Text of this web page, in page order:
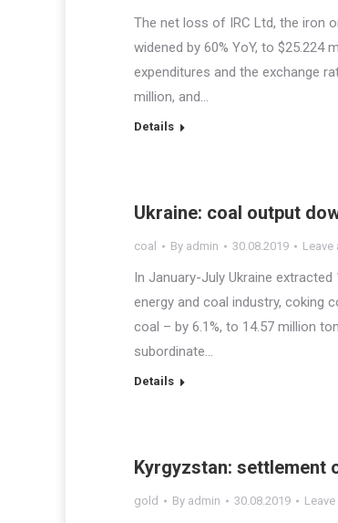
The net loss of IRC Ltd, the iron
widened by 60% YoY, to
expenditures and the exchange
million, and…
Details
Ukraine: coal output
coal By admin 30.08.2019 Leave
In January-July Ukraine
energy and coal industry, coking
coal – by 6.1%, to 14.57 million
subordinate…
Details
Kyrgyzstan: settlement
gold By admin 30.08.2019